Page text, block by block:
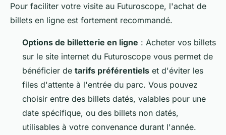
Pour faciliter votre visite au Futuroscope, l'achat de
billets en ligne est fortement recommandé.
Options de billetterie en ligne : Acheter vos billets
sur le site internet du Futuroscope vous permet de
bénéficier de tarifs préférentiels et d'éviter les
files d'attente à l'entrée du parc. Vous pouvez
choisir entre des billets datés, valables pour une
date spécifique, ou des billets non datés,
utilisables à votre convenance durant l'année.